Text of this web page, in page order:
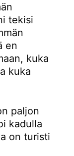
tekisi
en
kuka
kuka
paljon
kadulla
on turisti